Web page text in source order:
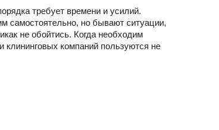
требует времени и усилий.
самостоятельно, но бывают ситуации,
не обойтись. Когда необходим
клининговых компаний пользуются не